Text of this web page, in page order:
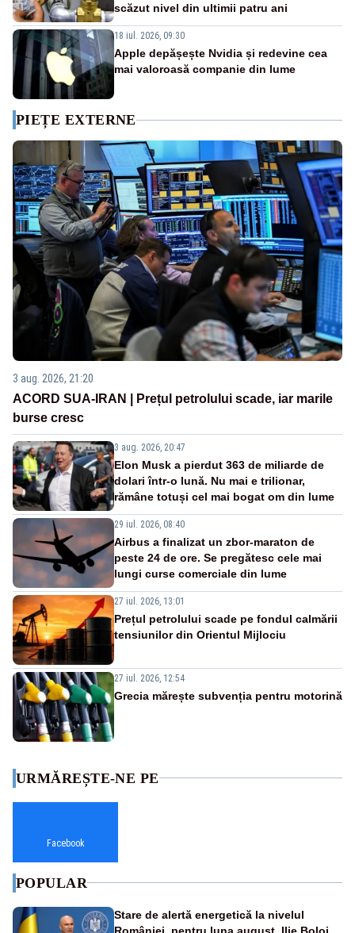
scăzut nivel din ultimii patru ani
18 iul. 2026, 09:30
Apple depășește Nvidia și redevine cea
mai valoroasă companie din lume
PIEȚE EXTERNE
3 aug. 2026, 21:20
ACORD SUA-IRAN | Prețul petrolului scade, iar marile
burse cresc
3 aug. 2026, 20:47
Elon Musk a pierdut 363 de miliarde de
dolari într-o lună. Nu mai e trilionar,
rămâne totuși cel mai bogat om din lume
29 iul. 2026, 08:40
Airbus a finalizat un zbor-maraton de
peste 24 de ore. Se pregătesc cele mai
lungi curse comerciale din lume
27 iul. 2026, 13:01
Prețul petrolului scade pe fondul calmării
tensiunilor din Orientul Mijlociu
27 iul. 2026, 12:54
Grecia mărește subvenția pentru motorină
URMĂREȘTE-NE PE
Facebook
POPULAR
Stare de alertă energetică la nivelul